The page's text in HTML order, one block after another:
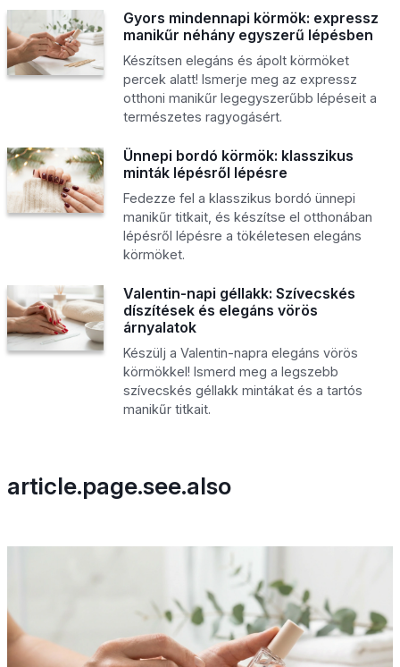
Gyors mindennapi körmök: expressz
manikűr néhány egyszerű lépésben
Készítsen elegáns és ápolt körmöket
percek alatt! Ismerje meg az expressz
otthoni manikűr legegyszerűbb lépéseit a
természetes ragyogásért.
Ünnepi bordó körmök: klasszikus
minták lépésről lépésre
Fedezze fel a klasszikus bordó ünnepi
manikűr titkait, és készítse el otthonában
lépésről lépésre a tökéletesen elegáns
körmöket.
Valentin-napi géllakk: Szívecskés
díszítések és elegáns vörös
árnyalatok
Készülj a Valentin-napra elegáns vörös
körmökkel! Ismerd meg a legszebb
szívecskés géllakk mintákat és a tartós
manikűr titkait.
article.page.see.also